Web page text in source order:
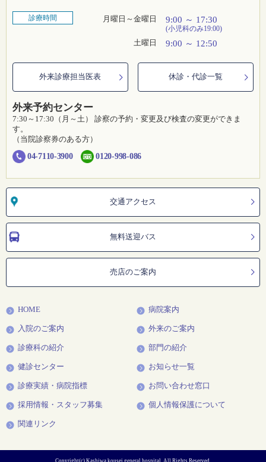
診療時間 月曜日～ 金曜日 9:00 ～ 17:30
(小児科のみ19:00)
土曜日
9:00 ～ 12:50
外来診療担当医表 休診・代診一覧
外来予約センター
7:30～17:30（月～土） 診察の予約・変更及び検査の変更ができま
す。
（当院診察券のある方）
04-7110-3900 0120-998-086
交通アクセス
無料送迎バス
売店のご案内
HOME 病院案内
入院のご案内 外来のご案内
診療科の紹介 部門の紹介
健診センター お知らせ一覧
診療実績・病院指標 お問い合わせ窓口
採用情報・スタッフ募集 個人情報保護について
関連リンク
Copyright(c) Kashiwa kousei general hospital. All Rights Reserved.